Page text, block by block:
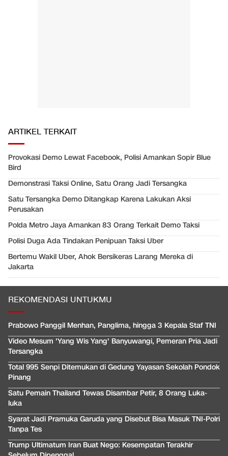
ARTIKEL TERKAIT
Provokasi Demo Lewat Facebook, Polisi Amankan Sopir Blue
Bird
Demonstrasi Taksi Online, Satu Orang Jadi Tersangka
Satu Tersangka Demo Ditangkap Karena Lakukan Aksi
Perusakan
Polda Metro Jaya Amankan 83 Orang Terkait Demo Taksi
Polisi Duga Ada Tindakan Penipuan Taksi Uber
Bertemu Wakil Uber, Ahok Bersikeras Larang Mereka di
Jakarta
REKOMENDASI UNTUKMU
Prabowo Panggil Menhan, Panglima, hingga 3 Kepala Staf TNI
Video Mesum 'Yang Wis Yang' Banyuwangi, Pemeran Pria Jadi
Tersangka
Total 995 Senpi Ditemukan di Gedung Yayasan Sekolah Pondok
Pinang
Satu Pemain Thailand Tewas Disambar Petir, 8 Orang Luka-
luka
Syarat Jadi Pramuka Garuda yang Disebut Bisa Masuk TNI-Polri
Tanpa Tes
Trump Ultimatum Iran Buat Nego: Kesempatan Terakhir